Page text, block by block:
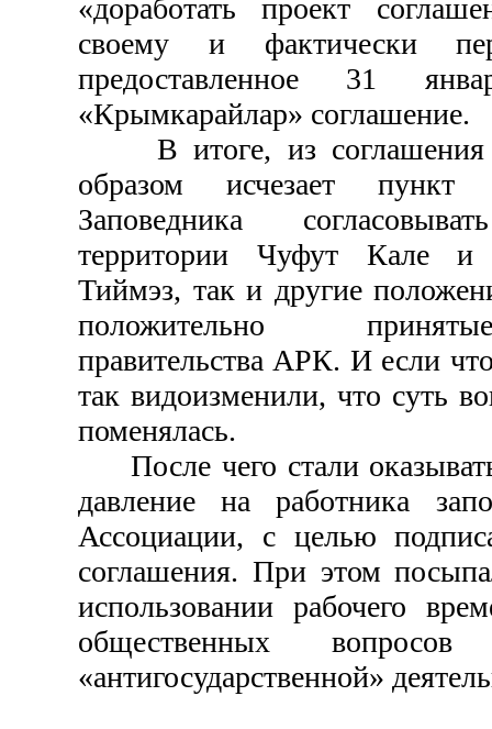
«доработать проект
своему и фактически
предоставленное 31
«Крымкарайлар» соглашение.
В итоге, из соглашения
образом исчезает пункт
Заповедника
территории Чуфут Кале и
Тиймэз, так и другие
положительно
правительства АРК. И если
так видоизменили, что суть
поменялась.
После чего стали
давление на работника
Ассоциации, с целью
соглашения. При этом
использовании рабочего
общественных
«антигосударственной»